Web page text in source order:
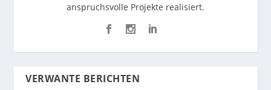
anspruchsvolle Projekte realisiert.
VERWANTE BERICHTEN